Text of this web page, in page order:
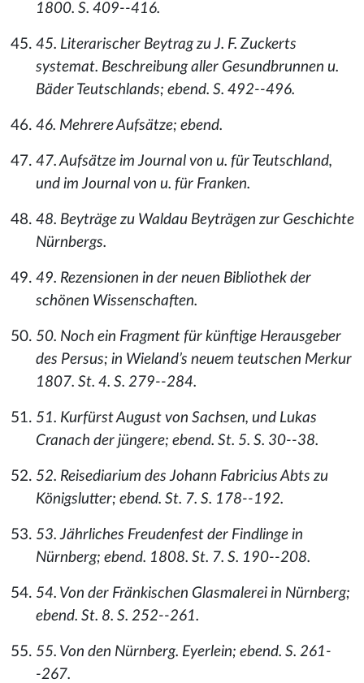
1800. S. 409--416.
45. Literarischer Beytrag zu J. F. Zuckerts
systemat. Beschreibung aller Gesundbrunnen u.
Bäder Teutschlands; ebend. S. 492--496.
46. Mehrere Aufsätze; ebend.
47. Aufsätze im Journal von u. für Teutschland,
und im Journal von u. für Franken.
48. Beyträge zu Waldau Beyträgen zur Geschichte
Nürnbergs.
49. Rezensionen in der neuen Bibliothek der
schönen Wissenschaften.
50. Noch ein Fragment für künftige Herausgeber
des Persus; in Wieland’s neuem teutschen Merkur
1807. St. 4. S. 279--284.
51. Kurfürst August von Sachsen, und Lukas
Cranach der jüngere; ebend. St. 5. S. 30--38.
52. Reisediarium des Johann Fabricius Abts zu
Königslutter; ebend. St. 7. S. 178--192.
53. Jährliches Freudenfest der Findlinge in
Nürnberg; ebend. 1808. St. 7. S. 190--208.
54. Von der Fränkischen Glasmalerei in Nürnberg;
ebend. St. 8. S. 252--261.
55. Von den Nürnberg. Eyerlein; ebend. S. 261-
-267.